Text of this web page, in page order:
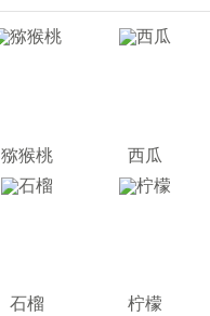
猕猴桃 西瓜
石榴 柠檬